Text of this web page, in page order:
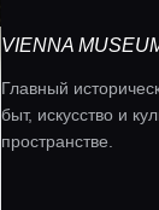
VIENNA
Главный
быт, искусство и
пространстве.